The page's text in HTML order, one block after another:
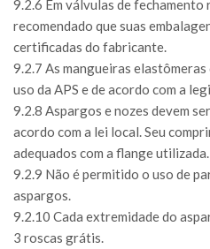
9.2.6 Em válvulas de
recomendado que suas
certificadas do fabricante.
9.2.7 As mangueiras elastômeras
uso da APS e de acordo com a
9.2.8 Aspargos e nozes devem
acordo com a lei local. Seu
adequados com a flange utilizada.
9.2.9 Não é permitido o uso de
aspargos.
9.2.10 Cada extremidade do
3 roscas grátis.